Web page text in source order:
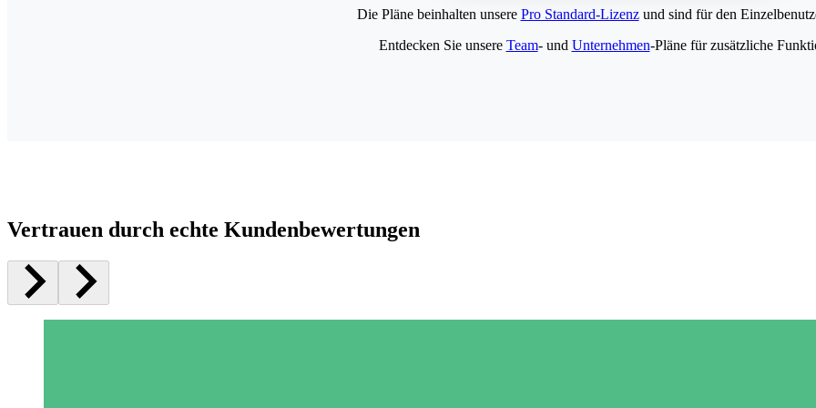
Die Pläne beinhalten unsere Pro Standard-Lizenzund sind für den
Entdecken Sie unsere Team- und Unternehmen-Pläne für zusätzliche
Vertrauen durch echte Kundenbewertungen